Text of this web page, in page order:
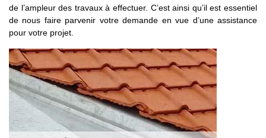
de l’ampleur des travaux à effectuer. C’est ainsi qu’il est essentiel
de nous faire parvenir votre demande en vue d’une assistance
pour votre projet.